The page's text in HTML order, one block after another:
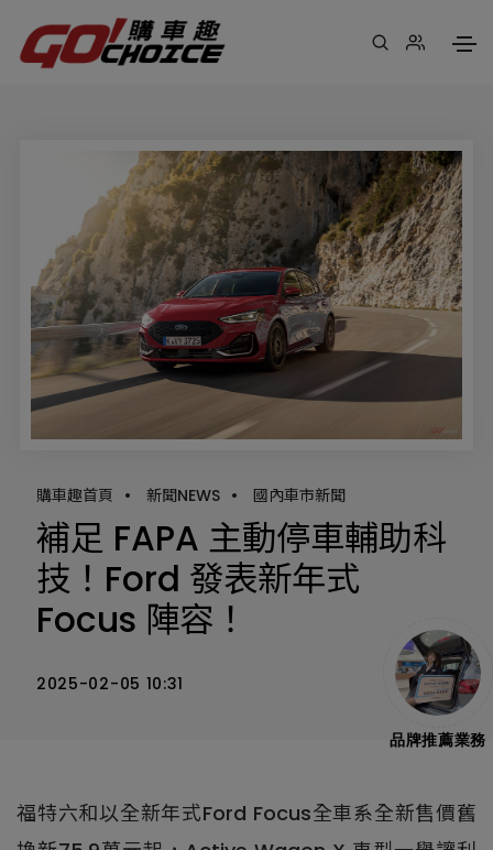
購車趣首頁 • 新聞NEWS • 國內車市新聞
補足 FAPA 主動停車輔助科
技！Ford 發表新年式
Focus 陣容！
2025-02-05 10:31
福特六和以全新年式Ford Focus全車系全新售價舊
品牌推薦業務